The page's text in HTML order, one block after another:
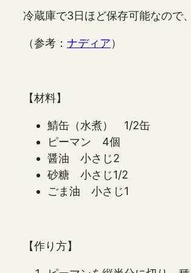
冷蔵庫で3日ほど保存可能なので
（参考： ナディア）
【材料】
鯖缶（水煮） 1/2缶
ピーマン 4個
醤油 小さじ2
砂糖 小さじ1/2
ごま油 小さじ1
【作り方】